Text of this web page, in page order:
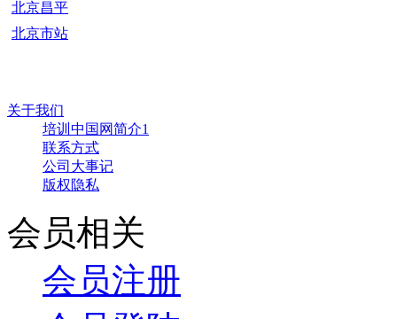
北京昌平
北京市站
关于我们
培训中国网简介1
联系方式
公司大事记
版权隐私
会员相关
会员注册